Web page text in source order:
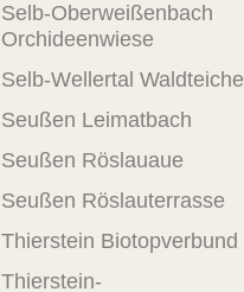
Selb-Oberweißenbach
Orchideenwiese
Selb-Wellertal Waldteiche
Seußen Leimatbach
Seußen Röslauaue
Seußen Röslauterrasse
Thierstein Biotopverbund
Thierstein-